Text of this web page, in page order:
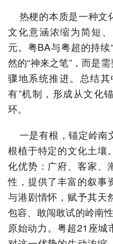
热梗的本质是一种文
文化意涵浓缩为简短
元。粤BA与粤超的持续
然的“神来之笔”，而是
骤地系统推进。总结
有”机制，形成从文化
环。
一是有根，锚定岭南
根植于特定的文化土壤
化优势：广府、客家、
性，提供了丰富的叙事
与港剧情怀，赋予其天
包容、敢闯敢试的岭南
原始动力。粤超21座城